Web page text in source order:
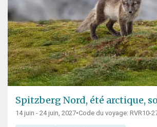
Spitzberg Nord, été arctique,
14 juin - 24 juin, 2027•Code du voyage: RVR10-